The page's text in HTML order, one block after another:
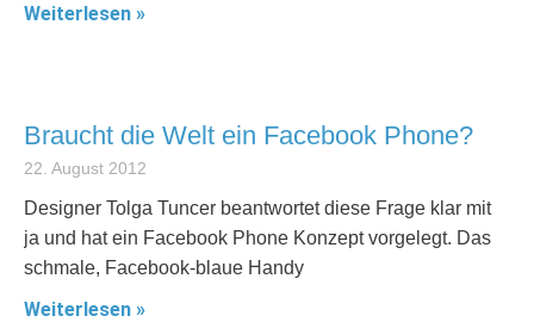
Weiterlesen »
Braucht die Welt ein Facebook Phone?
22. August 2012
Designer Tolga Tuncer beantwortet diese Frage klar mit
ja und hat ein Facebook Phone Konzept vorgelegt. Das
schmale, Facebook-blaue Handy
Weiterlesen »